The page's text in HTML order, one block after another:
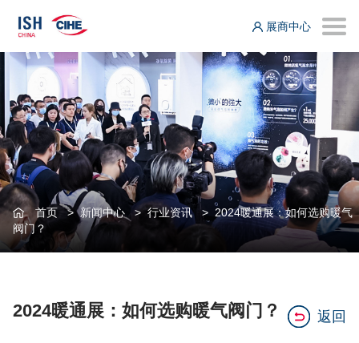
展商中心
首页>新闻中心>行业资讯> 2024暖通展：如何选购暖气
阀门？
2024暖通展：如何选购暖气阀门？ 返回